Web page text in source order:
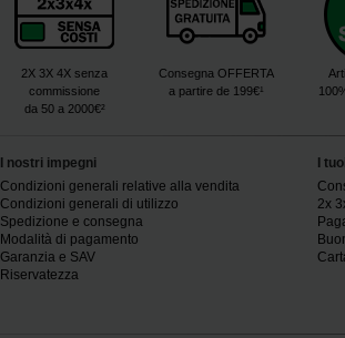
2X 3X 4X senza
commissione
da 50 a 2000€²
Consegna OFFERTA
a partire de 199€¹
I nostri impegni
Condizioni generali relative alla vendita
Condizioni generali di utilizzo
Spedizione e consegna
Modalità di pagamento
Garanzia e SAV
Riservatezza
I
2x